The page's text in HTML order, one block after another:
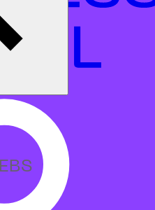
enviarnos un comentario,
simplemente saludarnos,
otro lado!
comunidad.
comentario o simplemente
clic de distancia.
lo antes posible.